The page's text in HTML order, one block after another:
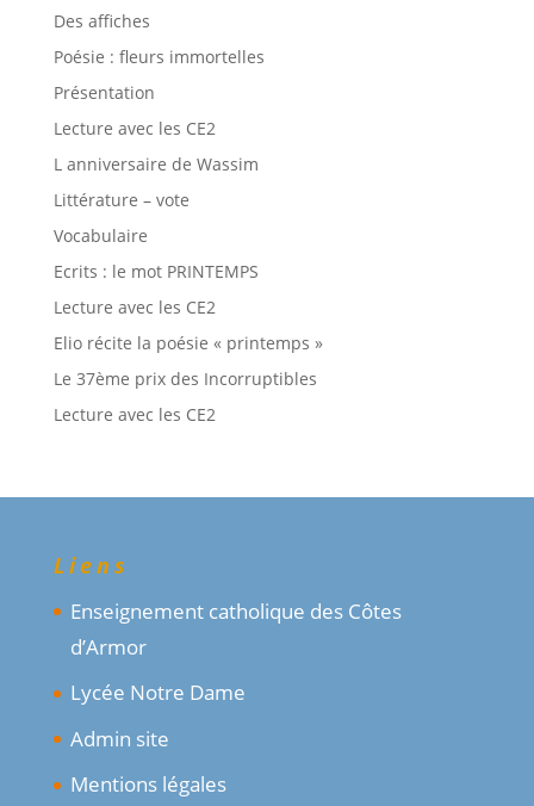
Des affiches
Poésie : fleurs immortelles
Présentation
Lecture avec les CE2
L anniversaire de Wassim
Littérature – vote
Vocabulaire
Ecrits : le mot PRINTEMPS
Lecture avec les CE2
Elio récite la poésie « printemps »
Le 37ème prix des Incorruptibles
Lecture avec les CE2
Liens
Enseignement catholique des Côtes
d’Armor
Lycée Notre Dame
Admin site
Mentions légales